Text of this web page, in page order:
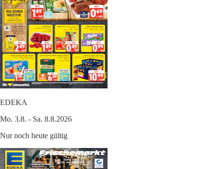
EDEKA
Mo. 3.8. - Sa. 8.8.2026
Nur noch heute gültig